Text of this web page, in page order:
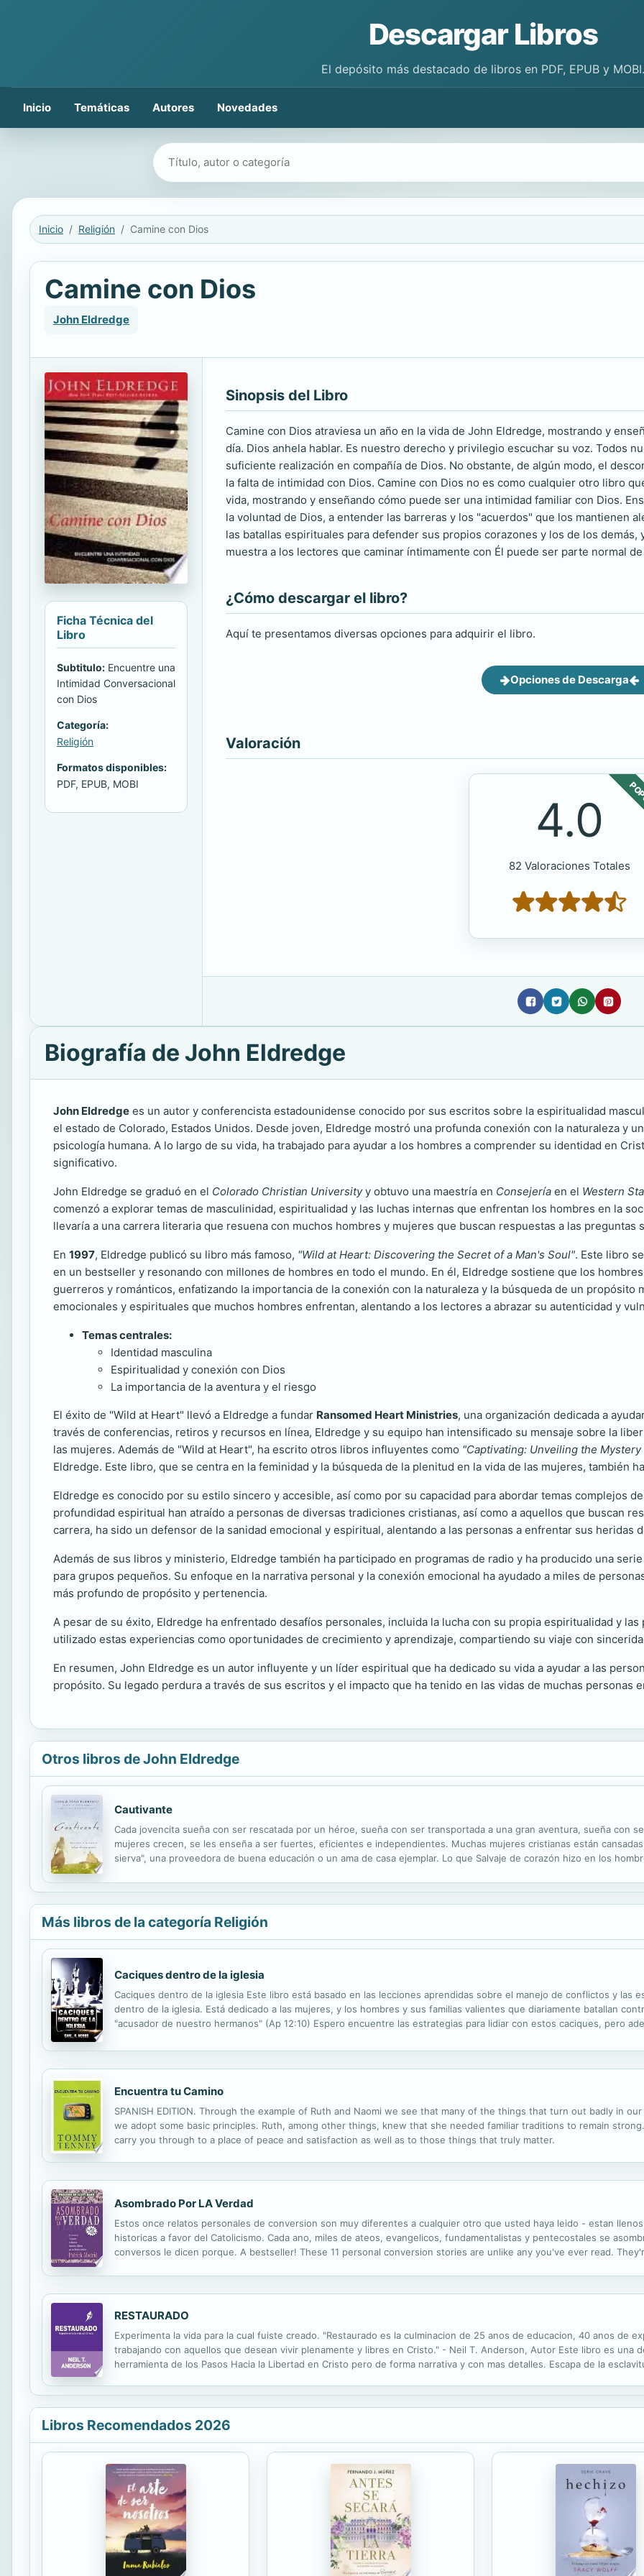
Descargar Libros
El depósito más destacado de libros en PDF, EPUB y MOBI.
Inicio Temáticas Autores Novedades
Buscar libros
Inicio Religión Camine con Dios
Camine con Dios
John Eldredge
Ficha Técnica del
Libro
Subtitulo: Encuentre una
Intimidad Conversacional
con Dios
Categoría:
Religión
Formatos disponibles:
PDF, EPUB, MOBI
Sinopsis del Libro
Camine con Dios atraviesa un año en la vida de John Eldredge, mostrando y
día. Dios anhela hablar. Es nuestro derecho y privilegio escuchar su voz. Todos
suficiente realización en compañía de Dios. No obstante, de algún modo, el
la falta de intimidad con Dios. Camine con Dios no es como cualquier otro libro
vida, mostrando y enseñando cómo puede ser una intimidad familiar con Dios.
la voluntad de Dios, a entender las barreras y los "acuerdos" que los mantienen
las batallas espirituales para defender sus propios corazones y los de los demás,
muestra a los lectores que caminar íntimamente con Él puede ser parte normal
¿Cómo descargar el libro?
Aquí te presentamos diversas opciones para adquirir el libro.
Opciones de Descarga
Valoración
4.0
82 Valoraciones Totales
Biografía de John Eldredge
John Eldredge es un autor y conferencista estadounidense conocido por sus escritos sobre la espiritualidad
el estado de Colorado, Estados Unidos. Desde joven, Eldredge mostró una profunda conexión con la naturaleza y
psicología humana. A lo largo de su vida, ha trabajado para ayudar a los hombres a comprender su identidad en
significativo.
John Eldredge se graduó en el Colorado Christian Universityy obtuvo una maestría en Consejería en el Western
comenzó a explorar temas de masculinidad, espiritualidad y las luchas internas que enfrentan los hombres en la
llevaría a una carrera literaria que resuena con muchos hombres y mujeres que buscan respuestas a las
En 1997, Eldredge publicó su libro más famoso, "Wild at Heart: Discovering the Secret of a Man's Soul". Este libro
en un bestseller y resonando con millones de hombres en todo el mundo. En él, Eldredge sostiene que los
guerreros y románticos, enfatizando la importancia de la conexión con la naturaleza y la búsqueda de un propósito
emocionales y espirituales que muchos hombres enfrentan, alentando a los lectores a abrazar su autenticidad y
Temas centrales:
Identidad masculina
Espiritualidad y conexión con Dios
La importancia de la aventura y el riesgo
El éxito de "Wild at Heart" llevó a Eldredge a fundar Ransomed Heart Ministries, una organización dedicada a
través de conferencias, retiros y recursos en línea, Eldredge y su equipo han intensificado su mensaje sobre la
las mujeres. Además de "Wild at Heart", ha escrito otros libros influyentes como "Captivating: Unveiling the Mystery
Eldredge. Este libro, que se centra en la feminidad y la búsqueda de la plenitud en la vida de las mujeres, también
Eldredge es conocido por su estilo sincero y accesible, así como por su capacidad para abordar temas complejos
profundidad espiritual han atraído a personas de diversas tradiciones cristianas, así como a aquellos que buscan
carrera, ha sido un defensor de la sanidad emocional y espiritual, alentando a las personas a enfrentar sus heridas
Además de sus libros y ministerio, Eldredge también ha participado en programas de radio y ha producido una
para grupos pequeños. Su enfoque en la narrativa personal y la conexión emocional ha ayudado a miles de
más profundo de propósito y pertenencia.
A pesar de su éxito, Eldredge ha enfrentado desafíos personales, incluida la lucha con su propia espiritualidad y
utilizado estas experiencias como oportunidades de crecimiento y aprendizaje, compartiendo su viaje con
En resumen, John Eldredge es un autor influyente y un líder espiritual que ha dedicado su vida a ayudar a las
propósito. Su legado perdura a través de sus escritos y el impacto que ha tenido en las vidas de muchas personas
Otros libros de John Eldredge
Cautivante
Cada jovencita sueña con ser rescatada por un héroe, sueña con ser transportada a una gran aventura, sueña con
mujeres crecen, se les enseña a ser fuertes, eficientes e independientes. Muchas mujeres cristianas están
sierva", una proveedora de buena educación o un ama de casa ejemplar. Lo que Salvaje de corazón hizo en los
Más libros de la categoría Religión
Caciques dentro de la iglesia
Caciques dentro de la iglesia Este libro está basado en las lecciones aprendidas sobre el manejo de conflictos y las
dentro de la iglesia. Está dedicado a las mujeres, y los hombres y sus familias valientes que diariamente batallan
"acusador de nuestro hermanos" (Ap 12:10) Espero encuentre las estrategias para lidiar con estos caciques, pero
Encuentra tu Camino
SPANISH EDITION. Through the example of Ruth and Naomi we see that many of the things that turn out badly in
we adopt some basic principles. Ruth, among other things, knew that she needed familiar traditions to remain
carry you through to a place of peace and satisfaction as well as to those things that truly matter.
Asombrado Por LA Verdad
Estos once relatos personales de conversion son muy diferentes a cualquier otro que usted haya leido - estan
historicas a favor del Catolicismo. Cada ano, miles de ateos, evangelicos, fundamentalistas y pentecostales se
conversos le dicen porque. A bestseller! These 11 personal conversion stories are unlike any you've ever read.
RESTAURADO
Experimenta la vida para la cual fuiste creado. "Restaurado es la culminacion de 25 anos de educacion, 40 anos de
trabajando con aquellos que desean vivir plenamente y libres en Cristo." - Neil T. Anderson, Autor Este libro es una
herramienta de los Pasos Hacia la Libertad en Cristo pero de forma narrativa y con mas detalles. Escapa de la
Libros Recomendados 2026